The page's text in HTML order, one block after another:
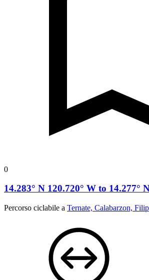
0
14.283° N 120.720° W to 14.277°
Percorso ciclabile a Ternate, Calabarzon,